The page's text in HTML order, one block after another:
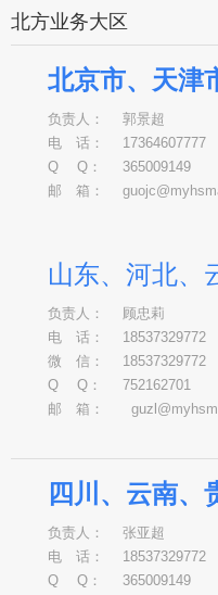
北方业务大区
北京市、天津
负责人：
郭景超
电 话：
17364607777
Q Q：
365009149
邮 箱：
guojc
山东、河北
负责人：
顾忠莉
电 话：
18537329772
微 信：
18537329772
Q Q：
752162701
邮 箱：
guzl
四川、云南、
负责人：
张亚超
电 话：
18537329772
Q Q：
365009149